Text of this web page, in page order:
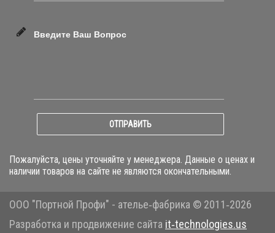
Введите Ваш Вопрос
ОТПРАВИТЬ
Пожалуйста, цены уточняйте у менеджера. Данные о ценах и
наличии товаров на сайте не являются окончательными.
ООО "Портной Профи" - ателье‑фабрика © 2011‑2026
Разработка и продвижение сайта it‑technologies.us